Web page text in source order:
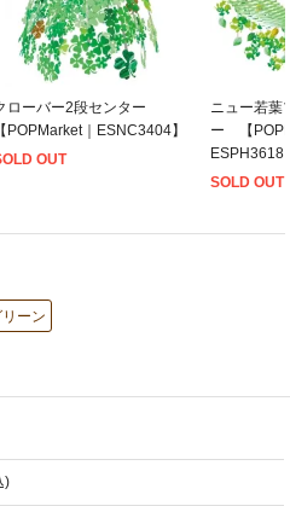
ローバー2段センター
【POPMarket｜ESNC3404】
OUT
ニュー若葉
ー 【
ESPH3618
SOLD OUT
リーン
)